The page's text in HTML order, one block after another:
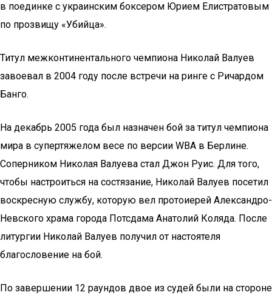
в поединке с украинским боксером Юрием Елистратовым
по прозвищу «Убийца».
Титул межконтинентального чемпиона Николай Валуев
завоевал в 2004 году после встречи на ринге с Ричардом
Банго.
На декабрь 2005 года был назначен бой за титул чемпиона
мира в супертяжелом весе по версии WBA в Берлине.
Соперником Николая Валуева стал Джон Руис. Для того,
чтобы настроиться на состязание, Николай Валуев посетил
воскресную службу, которую вел протоиерей Александро-
Невского храма города Потсдама Анатолий Коляда. После
литургии Николай Валуев получил от настоятеля
благословение на бой.
По завершении 12 раундов двое из судей были на стороне